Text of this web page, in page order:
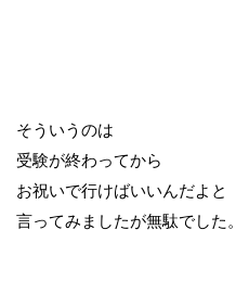
そういうのは
受験が終わってから
お祝いで行けばいいんだよと
言ってみましたが無駄でした。